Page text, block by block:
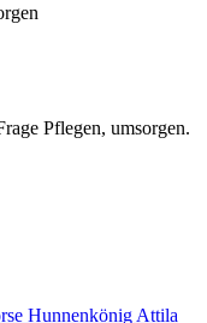
Pflegen, umsorgen.
Hunnenkönig Attila